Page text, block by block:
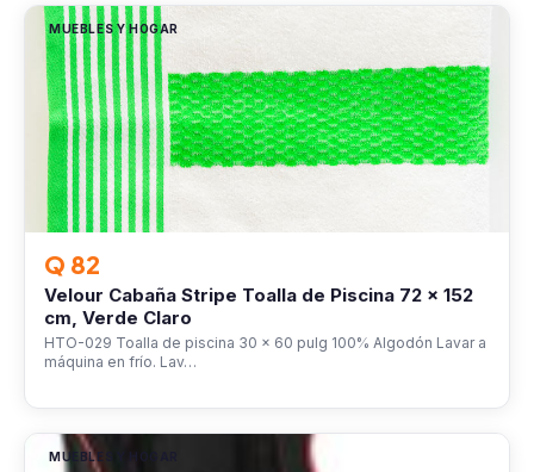
MUEBLES Y HOGAR
Q 82
Velour Cabaña Stripe Toalla de Piscina 72 x 152
cm, Verde Claro
HTO-029 Toalla de piscina 30 x 60 pulg 100% Algodón Lavar a
máquina en frío. Lav…
MUEBLES Y HOGAR